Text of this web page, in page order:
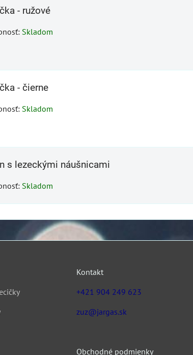
- ružové
Skladom
- čierne
Skladom
s lezeckými náušnicami
Skladom
Kontakt
+421 904 249 623
zuz@jargas.sk
Obchodné podmienky